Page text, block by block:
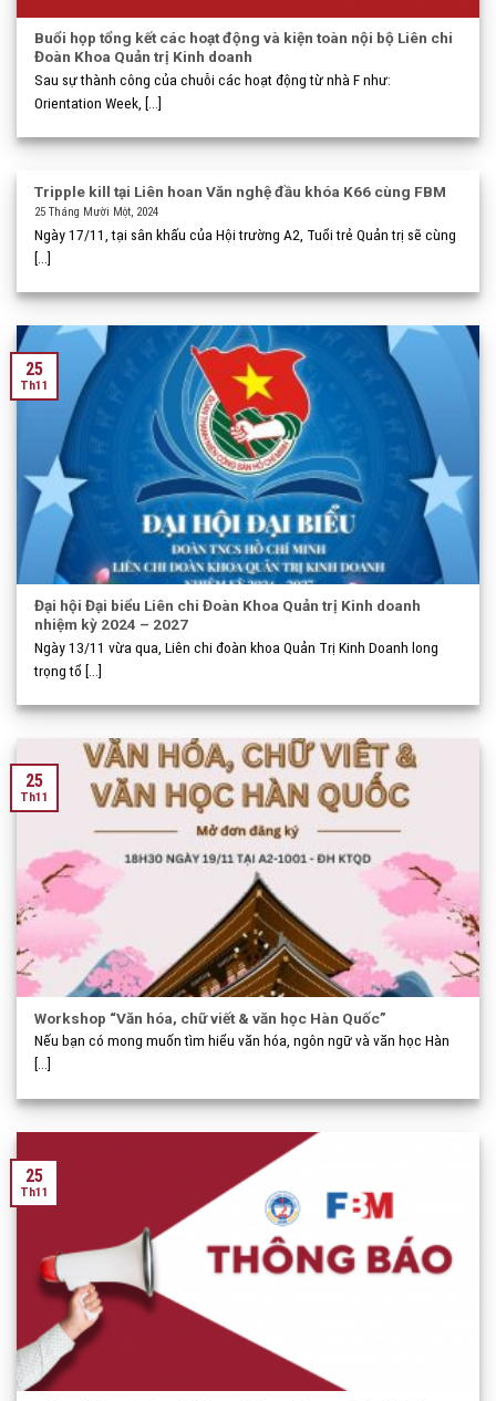
Buổi họp tổng kết các hoạt động và kiện toàn nội bộ Liên chi
Đoàn Khoa Quản trị Kinh doanh
Sau sự thành công của chuỗi các hoạt động từ nhà F như:
Orientation Week, [...]
Tripple kill tại Liên hoan Văn nghệ đầu khóa K66 cùng FBM
25 Tháng Mười Một, 2024
Ngày 17/11, tại sân khấu của Hội trường A2, Tuổi trẻ Quản trị sẽ cùng
[...]
Đại hội Đại biểu Liên chi Đoàn Khoa Quản trị Kinh doanh
nhiệm kỳ 2024 – 2027
Ngày 13/11 vừa qua, Liên chi đoàn khoa Quản Trị Kinh Doanh long
trọng tổ [...]
25
Th11
Workshop “Văn hóa, chữ viết & văn học Hàn Quốc”
Nếu bạn có mong muốn tìm hiểu văn hóa, ngôn ngữ và văn học Hàn
[...]
25
Th11
25
Th11